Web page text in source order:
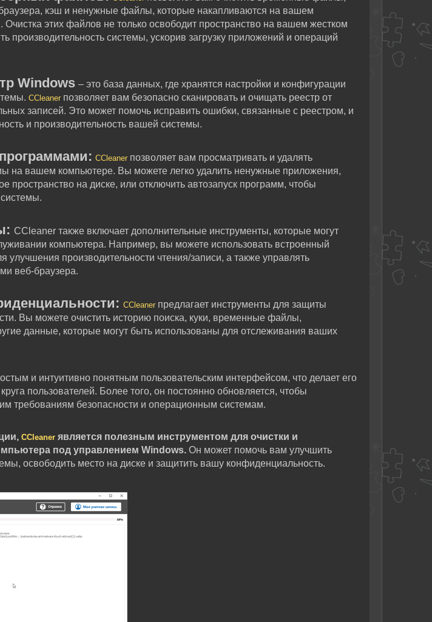
кэш и ненужные файлы, которые накапливаются на вашем
этих файлов не только освободит пространство на вашем жестком
производительность системы, ускорив загрузку приложений и операций
Windows – это база данных, где хранятся настройки и конфигурации
CCleanerпозволяет вам безопасно сканировать и очищать реестр от
записей. Это может помочь исправить ошибки, связанные с реестром, и
и производительность вашей системы.
CCleanerпозволяет вам просматривать и удалять
на вашем компьютере. Вы можете легко удалить ненужные приложения,
пространство на диске, или отключить автозапуск программ, чтобы
CCleaner также включает дополнительные инструменты, которые могут
компьютера. Например, вы можете использовать встроенный
улучшения производительности чтения/записи, а также управлять
веб-браузера.
CCleanerпредлагает инструменты для защиты
Вы можете очистить историю поиска, куки, временные файлы,
данные, которые могут быть использованы для отслеживания ваших
и интуитивно понятным пользовательским интерфейсом, что делает его
пользователей. Более того, он постоянно обновляется, чтобы
требованиям безопасности и операционным системам.
CCleanerявляется полезным инструментом для очистки и
под управлением Windows.Он может помочь вам улучшить
освободить место на диске и защитить вашу конфиденциальность.